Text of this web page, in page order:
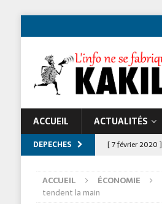
ACCUEIL ACTUALITÉS
DEPECHES [ 7 février 2020 ]
À LA UNE
ACCUEIL ÉCONOMIE
tendent la main